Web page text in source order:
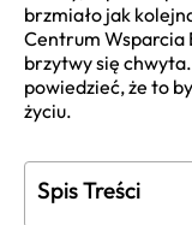
brzmiało jak
Centrum Wsparcia
brzytwy się
powiedzieć, że to
życiu.
Spis Treści